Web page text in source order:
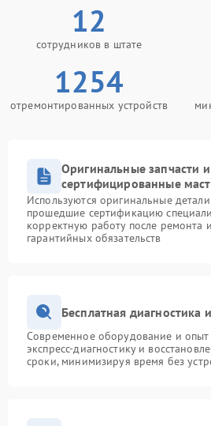
12
сотрудников в штате
1254
отремонтированных устройств
Оригинальные запчасти и
сертифицированные
Используются оригинальные
прошедшие сертификацию
корректную работу после ремонта
гарантийных обязательств
Бесплатная
Современное оборудование и опыт
экспресс-диагностику и
сроки, минимизируя время без